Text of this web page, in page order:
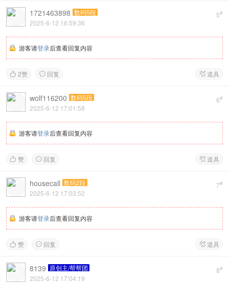
5#
1721463898 数码5段
2025-6-12 16:59:36
游客请登录后查看回复内容
 2赞  回复  道具
6#
wolf116200 数码5段
2025-6-12 17:01:58
游客请登录后查看回复内容
 赞  回复  道具
7#
housecall 数码2段
2025-6-12 17:03:52
游客请登录后查看回复内容
 赞  回复  道具
8#
8139 原创主/帮帮团
2025-6-12 17:04:19